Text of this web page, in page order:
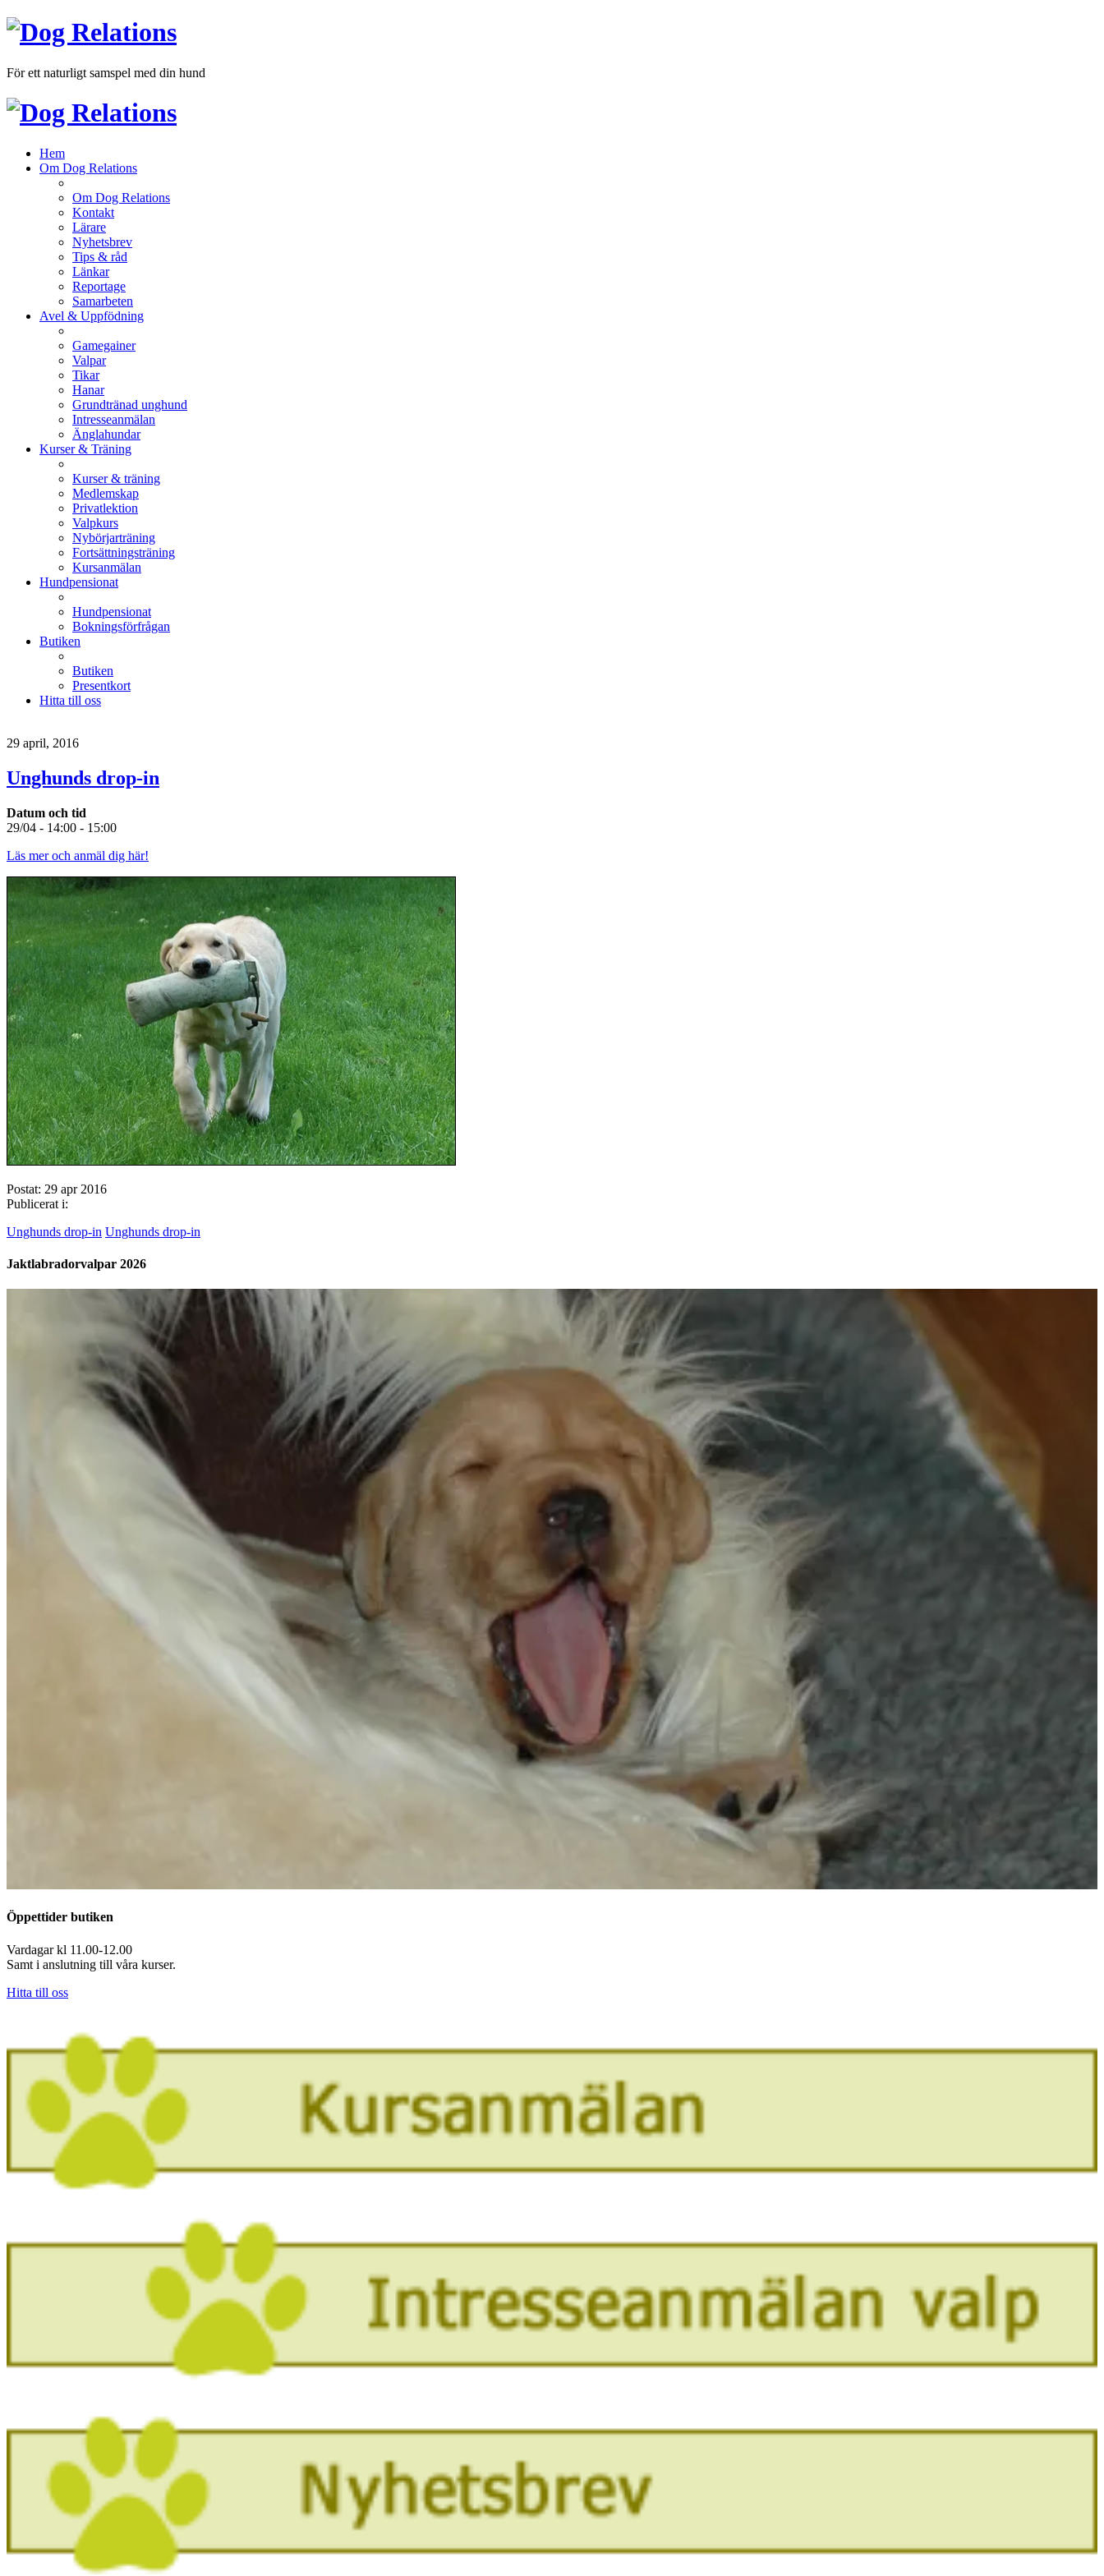
För ett naturligt samspel med din hund
Hem
Om Dog Relations
Om Dog Relations
Kontakt
Lärare
Nyhetsbrev
Tips & råd
Länkar
Reportage
Samarbeten
Avel & Uppfödning
Gamegainer
Valpar
Tikar
Hanar
Grundtränad unghund
Intresseanmälan
Änglahundar
Kurser & Träning
Kurser & träning
Medlemskap
Privatlektion
Valpkurs
Nybörjarträning
Fortsättningsträning
Kursanmälan
Hundpensionat
Hundpensionat
Bokningsförfrågan
Butiken
Butiken
Presentkort
Hitta till oss
29 april, 2016
Unghunds drop-in
Datum och tid
29/04 - 14:00 - 15:00
Läs mer och anmäl dig här!
Postat: 29 apr 2016
Publicerat i:
Unghunds drop-in Unghunds drop-in
Jaktlabradorvalpar 2026
Öppettider butiken
Vardagar kl 11.00-12.00
Samt i anslutning till våra kurser.
Hitta till oss